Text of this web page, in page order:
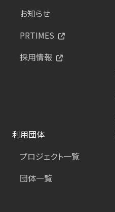
お知らせ
PRTIMES
採用情報
利用団体
プロジェクト一覧
団体一覧